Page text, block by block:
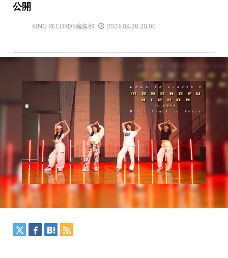
公開
KING RECORDS編集部 2024.09.20 20:00